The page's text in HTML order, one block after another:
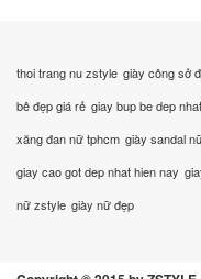
thoi trang nu zstyle giày công sở
bê đẹp giá rẻ giay bup be dep
xăng đan nữ tphcm giày sandal
giay cao got dep nhat hien nay
nữ zstyle giày nữ đẹp